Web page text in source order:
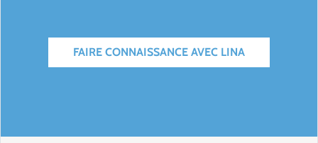
FAIRE CONNAISSANCE AVEC LINA